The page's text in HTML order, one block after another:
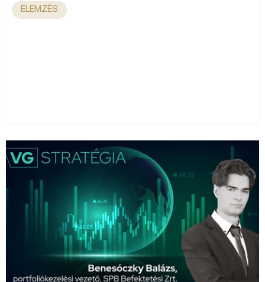
ELEMZÉS